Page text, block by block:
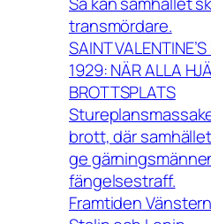
transmördare.
SAINT
1929: NÄR ALLA
BROTTSPLATS
brott, där
ge
fängelsestraff.
Framtiden